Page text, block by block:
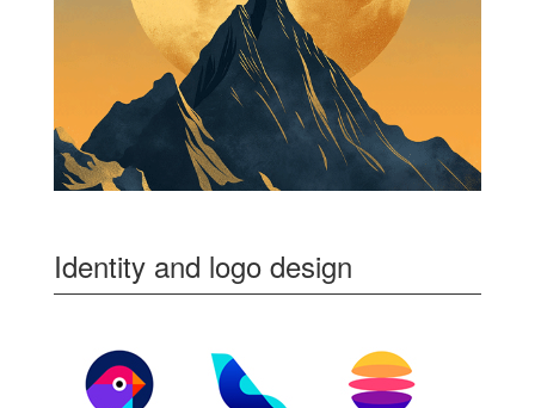
Identity and logo design